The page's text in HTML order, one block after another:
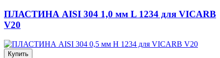
ПЛАСТИНА AISI 304 1,0 мм L 1234 для VICARB
V20
Купить